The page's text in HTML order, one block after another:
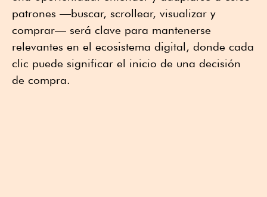
patrones —buscar, scrollear, visualizar y
comprar— será clave para mantenerse
relevantes en el ecosistema digital, donde cada
clic puede significar el inicio de una decisión
de compra.